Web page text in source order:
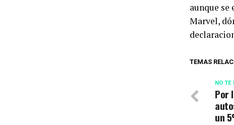
aunque
Marvel,
TEMAS
NO TE
Por
un